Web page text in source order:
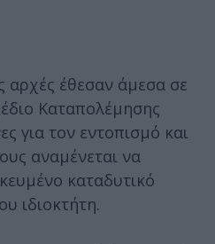
αρχές έθεσαν άμεσα σε
Καταπολέμησης
για τον εντοπισμό και
αναμένεται να
καταδυτικό
ιδιοκτήτη.